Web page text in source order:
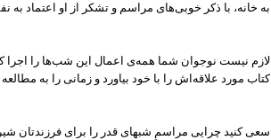
به خانه، با ذکر خوبی‌های مراسم و تشکر از او اعتماد به
لازم نیست نوجوان شما همه‌ی اعمال این شب‌ها را اجرا
کتاب مورد علاقه‌اش را با خود بیاورد و زمانی را به مطالعه
سعی کنید چرایی مراسمِ شبهای قدر را برای فرزندتان